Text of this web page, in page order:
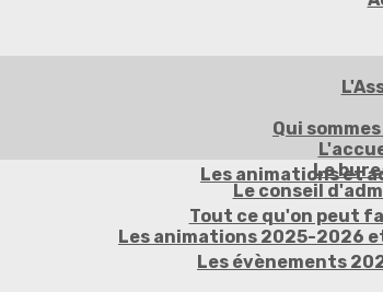
Qui
Le
Le conseil
Les animations et
Tout ce qu'on peut
Les animations 2025-2026
Les évènements